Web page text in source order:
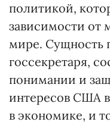
политикой,
зависимости от
мире. Сущность
госсекретаря,
понимании и
интересов США
в экономике, и